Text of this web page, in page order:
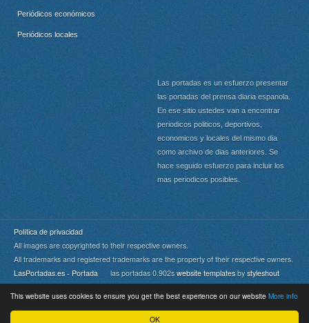
OK
This website uses cookies to ensure you get the best experience on our website More info
Periódicos económicos
Periódicos locales
Las portadas es un esfuerzo presentar
las portadas del prensa diaria espanola.
En ese sitio ustedes van a encontrar
periodicos politicos, deportivos,
economicos y locales del mismo dia
como archivo de dias anteriores. Se
hace seguido esfuerzo para incluir los
mas periodicos posibles.
Política de privacidad
All images are copyrighted to their respective owners.
All trademarks and registered trademarks are the property of their respective owners.
LasPortadas.es - Portada las portadas 0.902s website templates by styleshout